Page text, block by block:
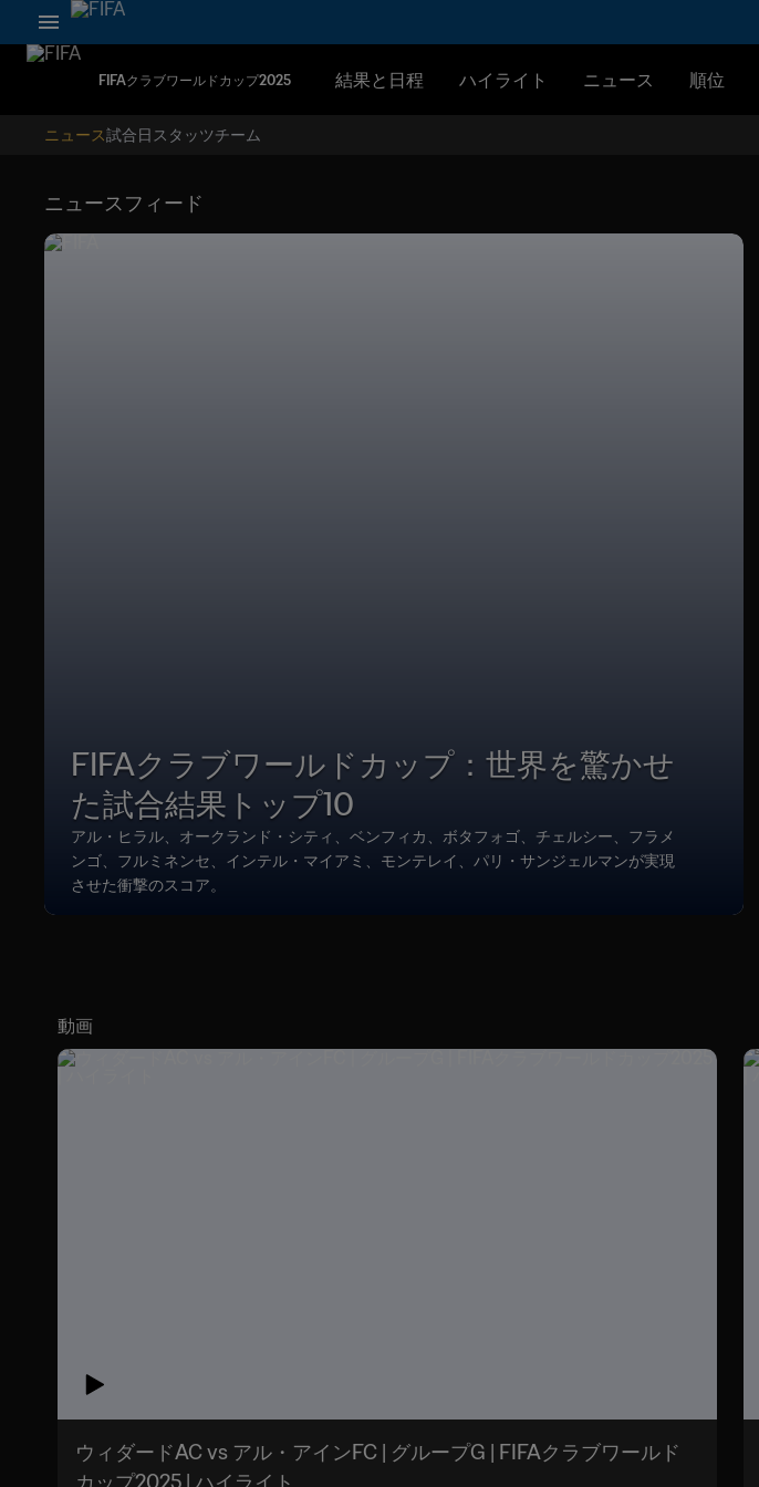
FIFAクラブワールドカップ2025 結果と日程 ハイライト ニュース 順位
ニュース試合日スタッツチーム
ニュースフィード
FIFAクラブワールドカップ：世界を驚かせ
た試合結果トップ10
アル・ヒラル、オークランド・シティ、ベンフィカ、ボタフォゴ、チェルシー、フラメ
ンゴ、フルミネンセ、インテル・マイアミ、モンテレイ、パリ・サンジェルマンが実現
させた衝撃のスコア。
動画
ウィダードAC vs アル・アインFC | グループG | FIFAクラブワールド